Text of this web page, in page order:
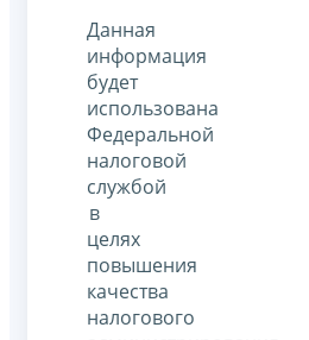
Данная
информация
будет
использована
Федеральной
налоговой
службой
в
целях
повышения
качества
налогового